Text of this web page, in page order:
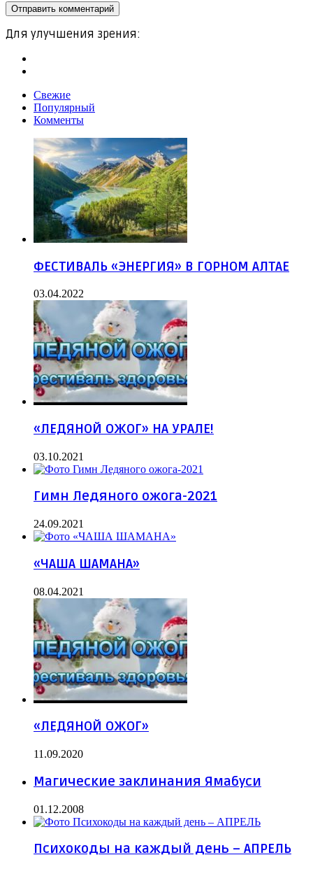
Для улучшения зрения:
Свежие
Популярный
Комменты
ФЕСТИВАЛЬ «ЭНЕРГИЯ» В ГОРНОМ АЛТАЕ
03.04.2022
«ЛЕДЯНОЙ ОЖОГ» НА УРАЛЕ!
03.10.2021
Гимн Ледяного ожога-2021
24.09.2021
«ЧАША ШАМАНА»
08.04.2021
«ЛЕДЯНОЙ ОЖОГ»
11.09.2020
Магические заклинания Ямабуси
01.12.2008
Психокоды на каждый день – АПРЕЛЬ